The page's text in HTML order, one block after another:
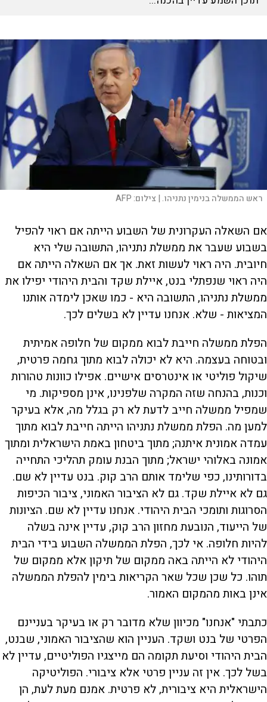
ראש הממשלה בנימין נתניהו. | צילום:AFP
אם השאלה העקרונית של השבוע הייתה אם ראוי להפיל
בשבוע שעבר את ממשלת נתניהו, התשובה שלי היא
חיובית. היה ראוי לעשות זאת. אך אם השאלה הייתה אם
היה ראוי שנפתלי בנט, איילת שקד והבית היהודי יפילו את
ממשלת נתניהו, התשובה היא - כמו שאכן לימדה אותנו
המציאות - שלא. אנחנו עדיין לא בשלים לכך.
הפלת ממשלה חייבת לבוא ממקום של חלופה אמיתית
ובטוחה בעצמה. היא לא יכולה לבוא מתוך גחמה פרטית,
שיקול פוליטי או אינטרסים אישיים. אפילו כוונות טהורות
וכנות, בהנחה שזה המקרה שלפנינו, אינן מספיקות. מי
שמפיל ממשלה חייב לדעת לא רק בגלל מה, אלא בעיקר
למען מה. הפלת ממשלת נתניהו הייתה חייבת לבוא מתוך
עמדה אמונית איתנה; מתוך ביטחון באמת הישראלית ומתוך
אמונה באלוהי ישראל; מתוך הבנת עומק תהליכי התחייה
בדורותינו, כפי שלימד אותם הרב קוק. בנט עדיין לא שם.
גם לא איילת שקד. גם לא הציבור האמוני, ציבור הכיפות
הסרוגות ותומכי הבית היהודי. אנחנו עדיין לא שם. הציונות
של הייעוד, הנובעת מחזון הרב קוק, עדיין אינה בשלה
להיות חלופה. אי לכך, הפלת הממשלה השבוע בידי הבית
היהודי לא הייתה באה ממקום של תיקון אלא ממקום של
תוהו. כל שכן שכל שאר הקריאות בימין להפלת הממשלה
אינן באות מהמקום האמור.
כתבתי "אנחנו" מכיוון שלא מדובר רק או בעיקר בעניינם
הפרטי של בנט ושקד. העניין הוא שהציבור האמוני, שבנט,
הבית היהודי וסיעת תקומה הם מייצגיו הפוליטיים, עדיין לא
בשל לכך. אין זה עניין פרטי אלא ציבורי. הפוליטיקה
הישראלית היא ציבורית, לא פרטית. אמנם מעת לעת, הן